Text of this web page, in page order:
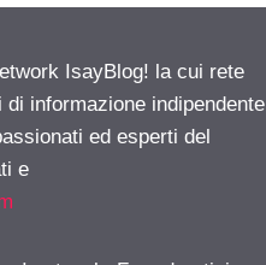
IsayBlog! la cui rete
informazione indipendente
ed esperti del
e